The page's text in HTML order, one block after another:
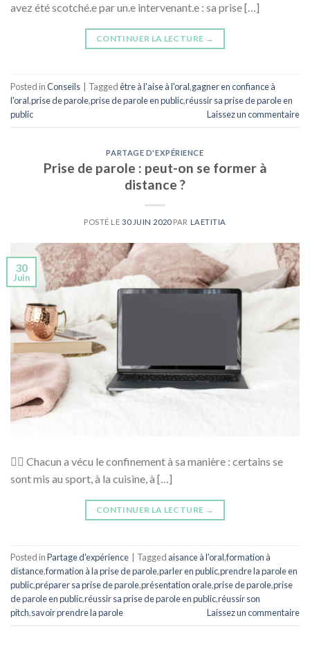
avez été scotché.e par un.e intervenant.e : sa prise […]
CONTINUER LA LECTURE →
Posted inConseils Taggedêtre à l'aise à l'oral,gagner en confiance à
l'oral,prise de parole,prise de parole en public,réussir sa prise de parole en
public
Laissez un commentaire
PARTAGE D'EXPÉRIENCE
Prise de parole : peut-on se former à
distance ?
POSTÉ LE 30 JUIN 2020PAR LAETITIA
30
Juin
🏋‍♀ Chacun a vécu le confinement à sa manière : certains se
sont mis au sport, à la cuisine, à […]
CONTINUER LA LECTURE →
Posted inPartage d'expérience Tagged aisance à l'oral,formation à
distance,formation à la prise de parole,parler en public,prendre la parole en
public,préparer sa prise de parole,présentation orale,prise de parole,prise
de parole en public,réussir sa prise de parole en public,réussir son
pitch,savoir prendre la parole Laissez un commentaire